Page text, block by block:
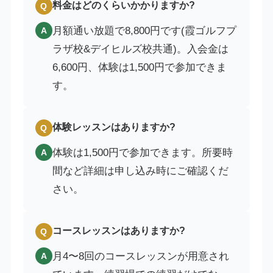
Q 料金はどのくらいかかりますか?
A 月額通い放題で8,800円です(霞ゴルフプ
ラザ校&デイヒルズ校共通)。入会金は
6,600円、体験は1,500円で参加できま
す。
Q 体験レッスンはありますか?
A 体験は1,500円で参加できます。所要時
間など詳細は申し込み時にご確認くだ
さい。
Q コースレッスンはありますか?
A 月4〜8回のコースレッスンが用意され